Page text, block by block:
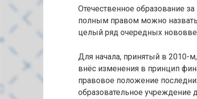
Отечественное образование
полным правом можно
целый ряд очередных
Для начала, принятый в 2010-
внёс изменения в принцип
правовое положение
образовательное